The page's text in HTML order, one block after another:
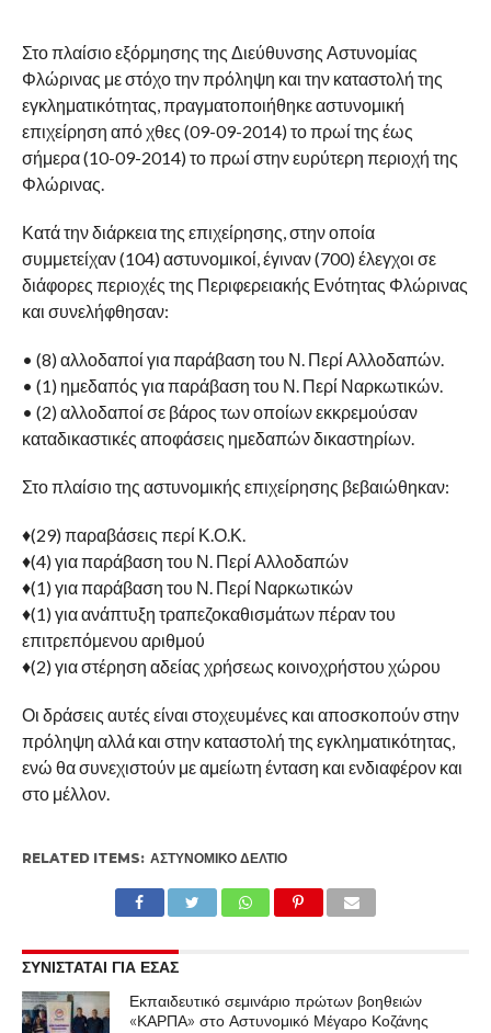
Στο πλαίσιο εξόρμησης της Διεύθυνσης Αστυνομίας
Φλώρινας με στόχο την πρόληψη και την καταστολή της
εγκληματικότητας, πραγματοποιήθηκε αστυνομική
επιχείρηση από χθες (09-09-2014) το πρωί της έως
σήμερα (10-09-2014) το πρωί στην ευρύτερη περιοχή της
Φλώρινας.
Κατά την διάρκεια της επιχείρησης, στην οποία
συμμετείχαν (104) αστυνομικοί, έγιναν (700) έλεγχοι σε
διάφορες περιοχές της Περιφερειακής Ενότητας Φλώρινας
και συνελήφθησαν:
• (8) αλλοδαποί για παράβαση του Ν. Περί Αλλοδαπών.
• (1) ημεδαπός για παράβαση του Ν. Περί Ναρκωτικών.
• (2) αλλοδαποί σε βάρος των οποίων εκκρεμούσαν
καταδικαστικές αποφάσεις ημεδαπών δικαστηρίων.
Στο πλαίσιο της αστυνομικής επιχείρησης βεβαιώθηκαν:
♦(29) παραβάσεις περί Κ.Ο.Κ.
♦(4) για παράβαση του Ν. Περί Αλλοδαπών
♦(1) για παράβαση του Ν. Περί Ναρκωτικών
♦(1) για ανάπτυξη τραπεζοκαθισμάτων πέραν του
επιτρεπόμενου αριθμού
♦(2) για στέρηση αδείας χρήσεως κοινοχρήστου χώρου
Οι δράσεις αυτές είναι στοχευμένες και αποσκοπούν στην
πρόληψη αλλά και στην καταστολή της εγκληματικότητας,
ενώ θα συνεχιστούν με αμείωτη ένταση και ενδιαφέρον και
στο μέλλον.
RELATED ITEMS: ΑΣΤΥΝΟΜΙΚΌ ΔΕΛΤΊΟ
ΣΥΝΙΣΤΑΤΑΙ ΓΙΑ ΕΣΑΣ
Εκπαιδευτικό σεμινάριο πρώτων βοηθειών
«ΚΑΡΠΑ» στο Αστυνομικό Μέγαρο Κοζάνης